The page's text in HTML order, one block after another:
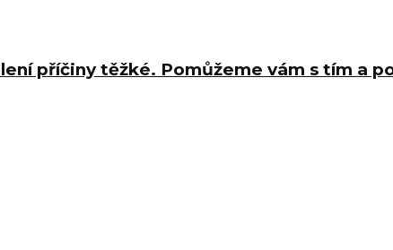
příčiny těžké. Pomůžeme vám s tím a